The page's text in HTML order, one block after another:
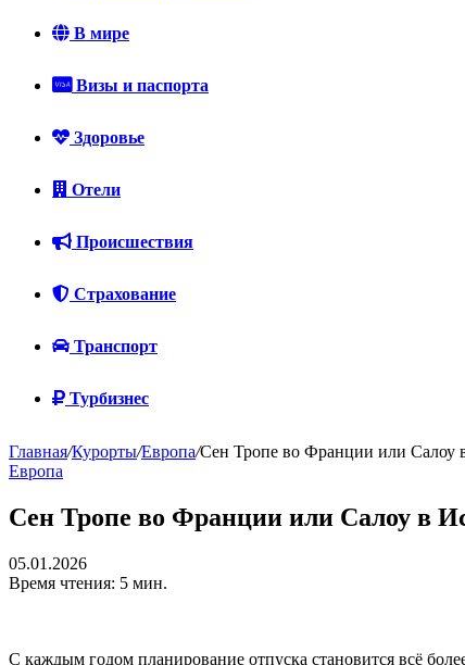
В мире
Визы и паспорта
Здоровье
Отели
Происшествия
Страхование
Транспорт
Турбизнес
Главная/Курорты/Европа/Сен Тропе во Франции или Салоу
Европа
Сен Тропе во Франции или Салоу в
05.01.2026
Время чтения: 5 мин.
С каждым годом планирование отпуска становится всё